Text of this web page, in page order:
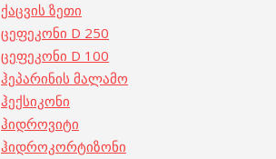
ქაცვის ზეთი
ცეფეკონი D 250
ცეფეკონი D 100
ჰეპარინის მალამო
ჰექსიკონი
ჰიდროვიტი
ჰიდროკორტიზონი